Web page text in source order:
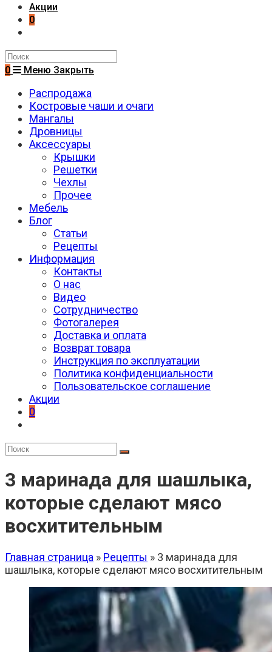
Акции
0
Поиск
на
0 Меню Закрыть
Распродажа
Костровые чаши и очаги
Мангалы
Дровницы
Аксессуары
Крышки
Решетки
Чехлы
Прочее
Мебель
Блог
Статьи
Рецепты
Информация
Контакты
О нас
Видео
Сотрудничество
Фотогалерея
Доставка и оплата
Возврат товара
Инструкция по эксплуатации
Политика конфиденциальности
Пользовательское соглашение
Акции
0
3 маринада для шашлыка,
которые сделают мясо
восхитительным
Главная страница » Рецепты » 3 маринада для
шашлыка, которые сделают мясо восхитительным